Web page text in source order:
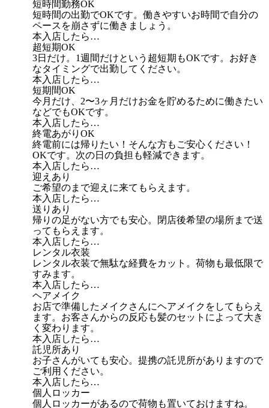
短時間勤務OK
短時間の出勤でOKです。働きやすいお時間で自分の
ペースを崩さずに働きましょう。
本入店したら…
超短期OK
3日だけ。1週間だけという超短期もOKです。お好き
なタイミングで出勤してください。
本入店したら…
短期間OK
今月だけ、2〜3ヶ月だけお金を貯めるために働きたい
などでもOKです。
本入店したら…
終電あがりOK
終電前には帰りたい！そんな方もご安心ください！
OKです。次の日の負担も軽減できます。
本入店したら…
迎えあり
ご希望のまで迎えに来てもらえます。
本入店したら…
送りあり
帰りの足がない方でも安心。閉店後希望の場所まで送
ってもらえます。
本入店したら…
レンタル衣装
レンタル衣装で無駄な経費をカット。荷物も最低限で
すみます。
本入店したら…
ヘアメイク
お店で準備したメイクさんにヘアメイクをしてもらえ
ます。お客さんからの反応も髪のセットによって大き
く変わります。
本入店したら…
託児所あり
お子さんがいても安心。提携の託児所がありますので
ご利用ください。
本入店したら…
個人ロッカー
個人ロッカーがあるので荷物も置いておけますね。